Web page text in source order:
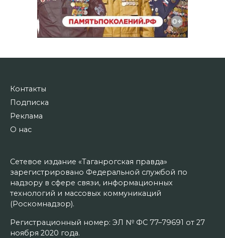
Контакты
Подписка
Реклама
О нас
Сетевое издание «Таганрогская правда»
зарегистрировано Федеральной службой по
надзору в сфере связи, информационных
технологий и массовых коммуникаций
(Роскомнадзор).
Регистрационный номер: ЭЛ № ФС 77–79691 от 27
ноября 2020 года.